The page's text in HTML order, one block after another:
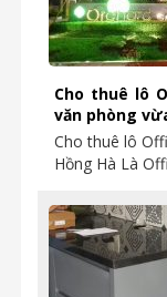
Cho thuê lô
văn phòng
Cho thuê lô
Hồng Hà Là